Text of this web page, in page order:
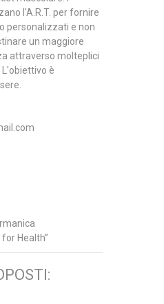
l'A.R.T. per fornire
personalizzati e non
un maggiore
attraverso molteplici
L'obiettivo è
Health”